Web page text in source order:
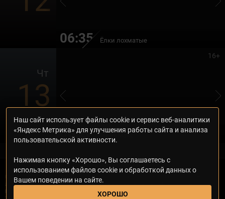
06:35 Ёлки лохматые
Чт
13
16+
06:20 МиниМакс
© 2000—2026. Редакция телеканала «Дом кино Премиум». Все права на
любые материалы, опубликованные на сайте, защищены. Любое
использование материалов возможно только с согласия Редакции
Наш сайт использует файлы cookie и сервис веб-аналитики
«Яндекс Метрика» для улучшения работы сайта и анализа
пользовательской активности.
Нажимая кнопку «Хорошо», Вы соглашаетесь с
использованием файлов cookie и обработкой данных о
Вашем поведении на сайте.
ХОРОШО